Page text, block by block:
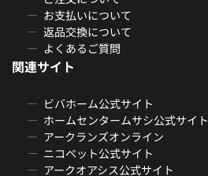
お支払いについて
返品交換について
よくあるご質問
関連サイト
ビバホーム公式サイト
ホームセンタームサシ公式サイト
アークランズオンライン
ニコペット公式サイト
アークオアシス公式サイト